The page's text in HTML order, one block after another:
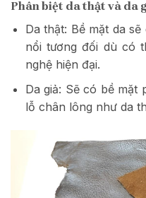
Phân biệt da thật và da
Da thật: Bề mặt da
nổi tương đối dù có
nghệ hiện đại.
Da giả: Sẽ có bề mặt
lỗ chân lông như da